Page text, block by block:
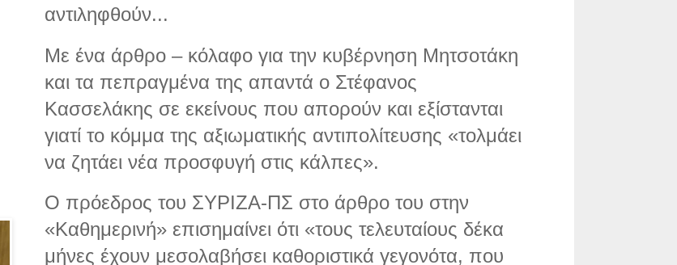
αντιληφθούν...
Mε ένα άρθρο – κόλαφο για την κυβέρνηση Μητσοτάκη
και τα πεπραγμένα της απαντά ο Στέφανος
Κασσελάκης σε εκείνους που απορούν και εξίστανται
γιατί το κόμμα της αξιωματικής αντιπολίτευσης «τολμάει
να ζητάει νέα προσφυγή στις κάλπες».
Ο πρόεδρος του ΣΥΡΙΖΑ-ΠΣ στο άρθρο του στην
«Καθημερινή» επισημαίνει ότι «τους τελευταίους δέκα
μήνες έχουν μεσολαβήσει καθοριστικά γεγονότα, που